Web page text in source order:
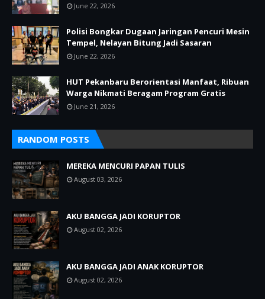
June 22, 2026
Polisi Bongkar Dugaan Jaringan Pencuri Mesin
Tempel, Nelayan Bitung Jadi Sasaran
June 22, 2026
HUT Pekanbaru Berorientasi Manfaat, Ribuan
Warga Nikmati Beragam Program Gratis
June 21, 2026
RANDOM POSTS
MEREKA MENCURI PAPAN TULIS
August 03, 2026
AKU BANGGA JADI KORUPTOR
August 02, 2026
AKU BANGGA JADI ANAK KORUPTOR
August 02, 2026